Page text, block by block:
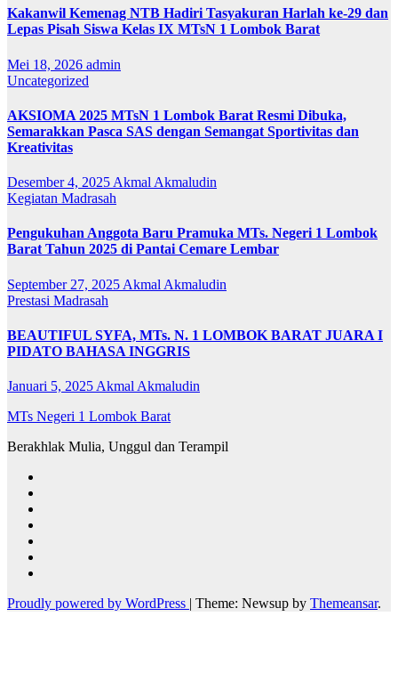
Kakanwil Kemenag NTB Hadiri Tasyakuran Harlah ke-29 dan
Lepas Pisah Siswa Kelas IX MTsN 1 Lombok Barat
Mei 18, 2026 admin
Uncategorized
AKSIOMA 2025 MTsN 1 Lombok Barat Resmi Dibuka,
Semarakkan Pasca SAS dengan Semangat Sportivitas dan
Kreativitas
Desember 4, 2025 Akmal Akmaludin
Kegiatan Madrasah
Pengukuhan Anggota Baru Pramuka MTs. Negeri 1 Lombok
Barat Tahun 2025 di Pantai Cemare Lembar
September 27, 2025 Akmal Akmaludin
Prestasi Madrasah
BEAUTIFUL SYFA, MTs. N. 1 LOMBOK BARAT JUARA I
PIDATO BAHASA INGGRIS
Januari 5, 2025 Akmal Akmaludin
MTs Negeri 1 Lombok Barat
Berakhlak Mulia, Unggul dan Terampil
Proudly powered by WordPress | Theme: Newsup by Themeansar.